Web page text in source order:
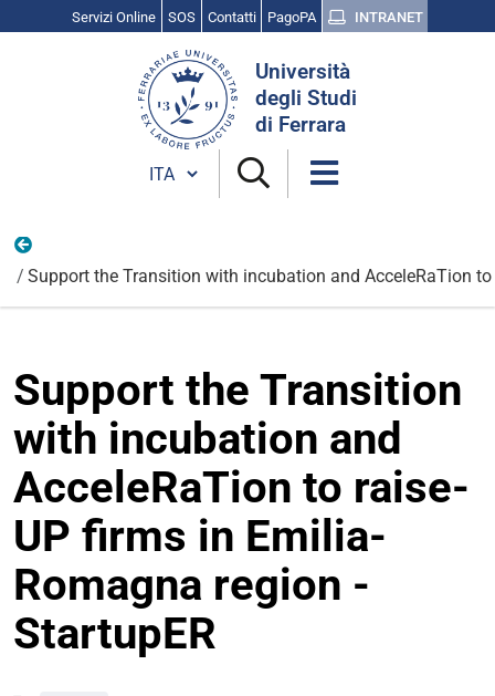
Servizi Online SOS Contatti PagoPA INTRANET
Università
degli Studi
di Ferrara
Cambia lingua
Support the Transition with incubation and AcceleRaTion
Support the Transition
with incubation and
AcceleRaTion to raise-
UP firms in Emilia-
Romagna region -
StartupER